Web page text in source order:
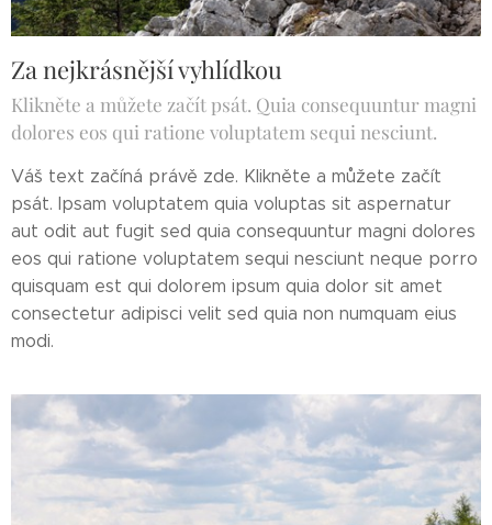
Za nejkrásnější vyhlídkou
Klikněte a můžete začít psát. Quia consequuntur magni
dolores eos qui ratione voluptatem sequi nesciunt.
Váš text začíná právě zde. Klikněte a můžete začít
psát. Ipsam voluptatem quia voluptas sit aspernatur
aut odit aut fugit sed quia consequuntur magni dolores
eos qui ratione voluptatem sequi nesciunt neque porro
quisquam est qui dolorem ipsum quia dolor sit amet
consectetur adipisci velit sed quia non numquam eius
modi.